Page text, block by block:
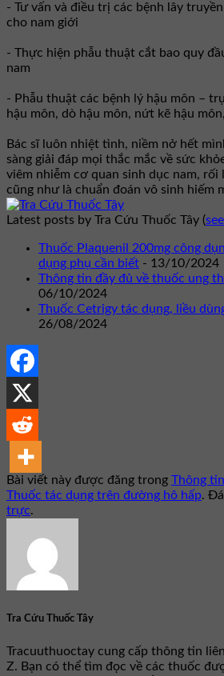
- Tư vấn và điều trị các bệnh lây
cho nam giới
- Thực hiện phẫu thuật cắt bao quy
nam
- Phẫu thuật các bệnh lý hậu môn –
hậu môn, dò hậu môn, nứt kẽ hậu
Bác sĩ luôn nhiệt tình, niềm nở hết
sàng giải đáp mọi thắc mắc về sức
viêm nhiễm cơ quan sinh dục nam, rối
cũng như là chuẩn đoán vô sinh hiếm
Latest posts by Tra Cứu Thuốc Tây (see
Thuốc Plaquenil 200mg công
dụng phụ cần biết - 13/10/2024
Thông tin đầy đủ về thuốc ung
06/10/2024
Thuốc Cetrigy tác dụng, liều
26/08/2024
Bài viết này được đăng trong Thông
Thuốc tác dụng trên đường hô hấp.
trực.
Tra Cứu Thuốc Tây
Tracuuthuoctay cung cấp thông tin
Z. Bạn có thể tìm đọc về các thuốc